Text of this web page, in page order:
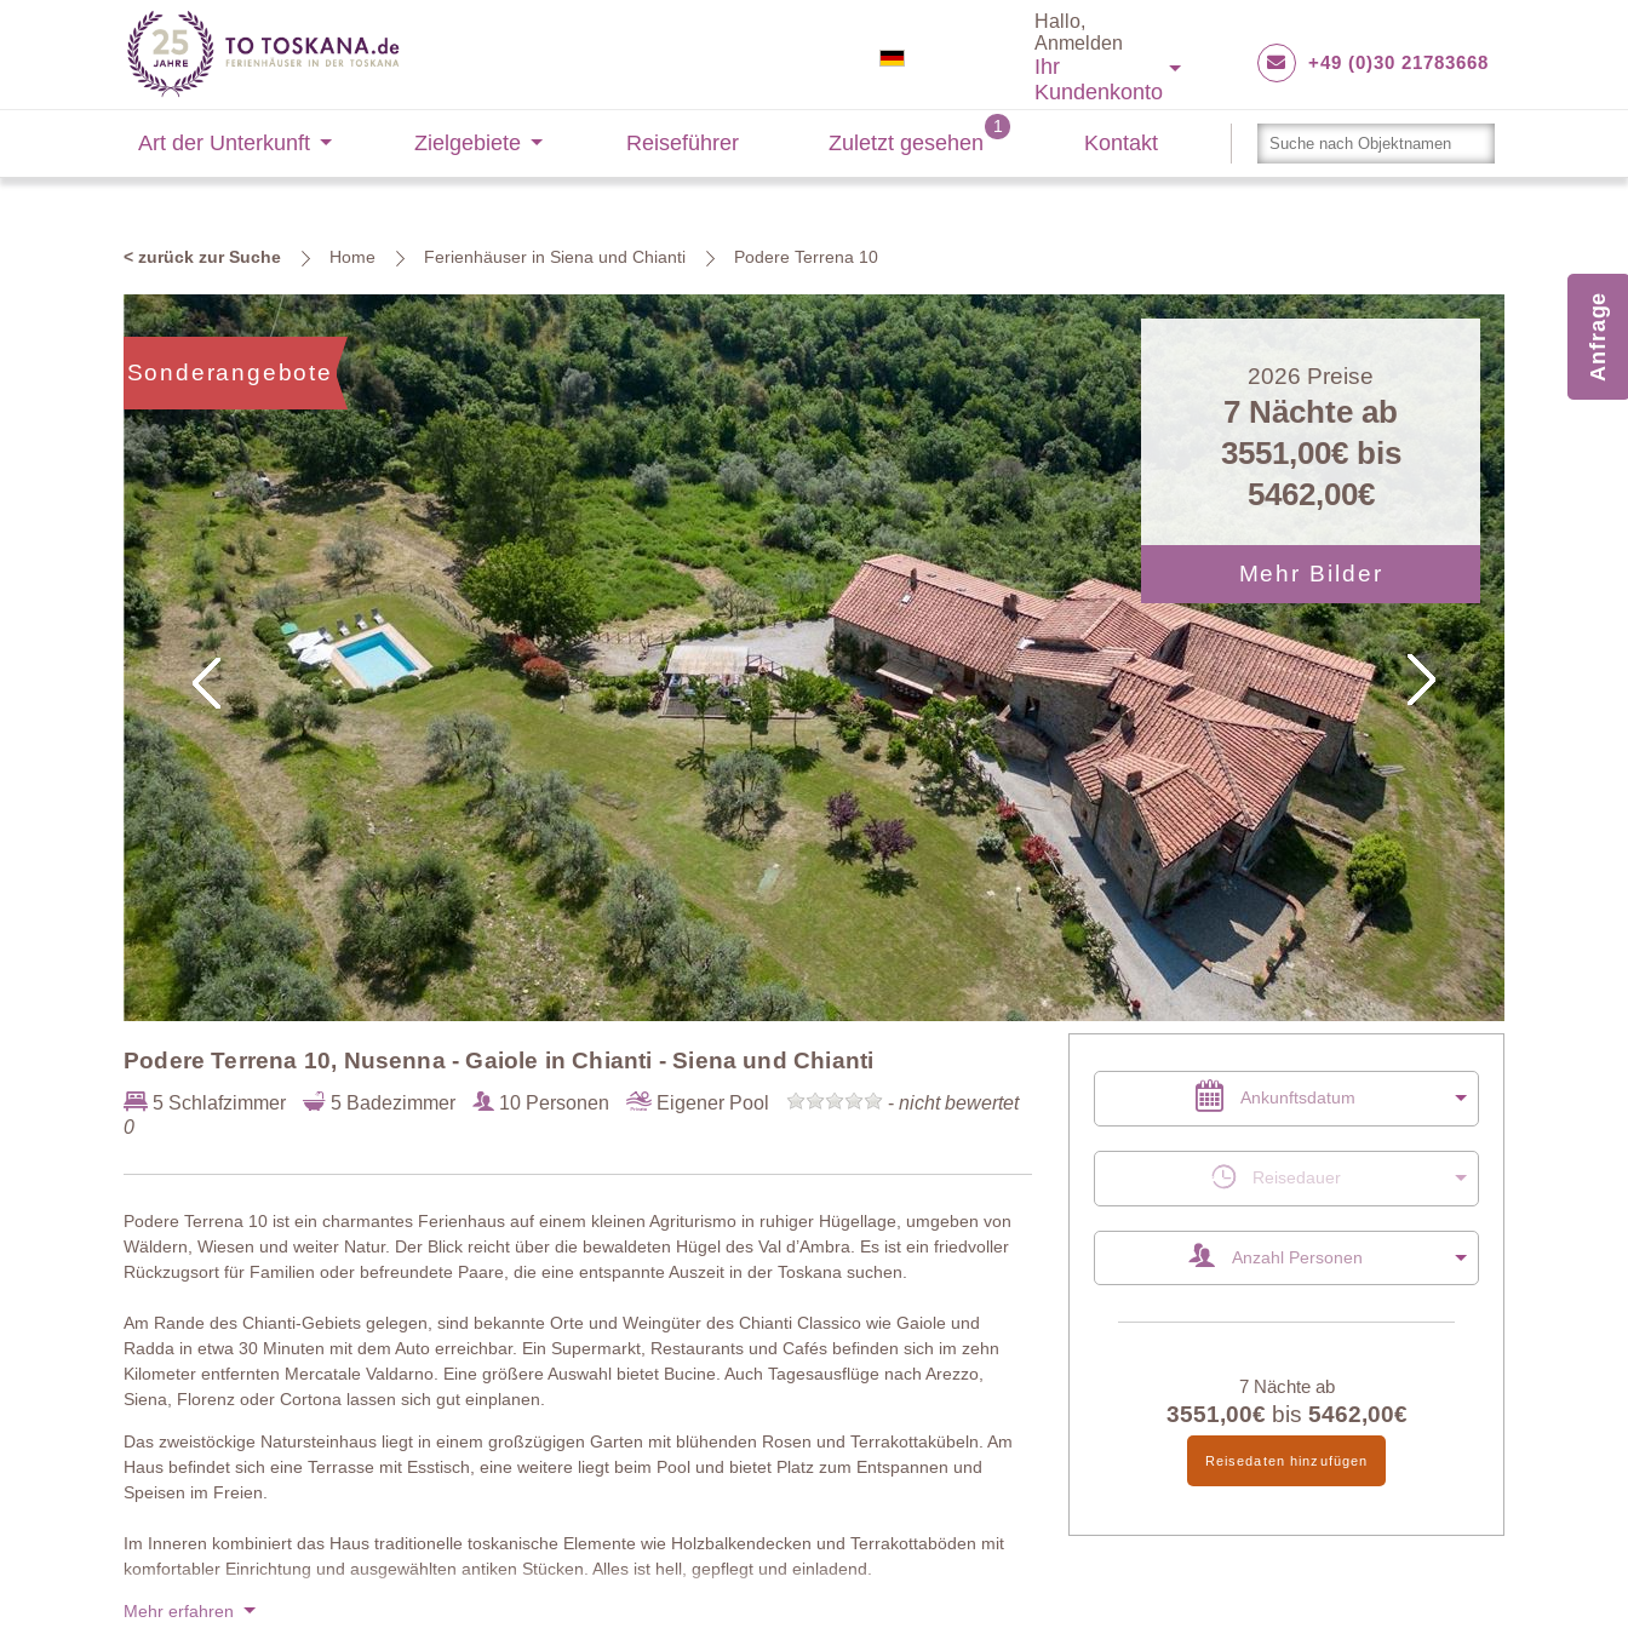
Hallo,
Anmelden
Ihr
Kundenkonto
+49 (0)30 21783668
Art der Unterkunft Zielgebiete Reiseführer Zuletzt gesehen Kontakt
< zurück zur Suche Home Ferienhäuser in Siena und Chianti Podere Terrena 10
Sonderangebote 2026 Preise
7 Nächte ab
3551,00€bis
5462,00€
Mehr Bilder
Podere Terrena 10, Nusenna - Gaiole in Chianti - Siena und Chianti
5 Schlafzimmer 5 Badezimmer 10 Personen Eigener Pool - nicht bewertet
0
Podere Terrena 10 ist ein charmantes Ferienhaus auf einem kleinen Agriturismo in ruhiger Hügellage, umgeben von
Wäldern, Wiesen und weiter Natur. Der Blick reicht über die bewaldeten Hügel des Val d’Ambra. Es ist ein friedvoller
Rückzugsort für Familien oder befreundete Paare, die eine entspannte Auszeit in der Toskana suchen.
Am Rande des Chianti-Gebiets gelegen, sind bekannte Orte und Weingüter des Chianti Classico wie Gaiole und
Radda in etwa 30 Minuten mit dem Auto erreichbar. Ein Supermarkt, Restaurants und Cafés befinden sich im zehn
Kilometer entfernten Mercatale Valdarno. Eine größere Auswahl bietet Bucine. Auch Tagesausflüge nach Arezzo,
Siena, Florenz oder Cortona lassen sich gut einplanen.
Das zweistöckige Natursteinhaus liegt in einem großzügigen Garten mit blühenden Rosen und Terrakottakübeln. Am
Haus befindet sich eine Terrasse mit Esstisch, eine weitere liegt beim Pool und bietet Platz zum Entspannen und
Speisen im Freien.
Im Inneren kombiniert das Haus traditionelle toskanische Elemente wie Holzbalkendecken und Terrakottaböden mit
komfortabler Einrichtung und ausgewählten antiken Stücken. Alles ist hell, gepflegt und einladend.
Ergänzt wird das Anwesen durch einen separat zugänglichen Anbau für zwei weitere Gäste. Er verfügt über eine
Mehr erfahren
Ankunftsdatum
Reisedauer
Anzahl Personen
7 Nächte ab
3551,00€ bis 5462,00€
Reisedaten hinzufügen
Anfrage